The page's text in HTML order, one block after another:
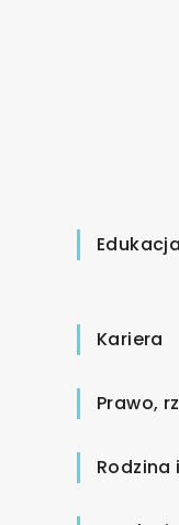
Edukacja
Kariera
Prawo,
Rodzina